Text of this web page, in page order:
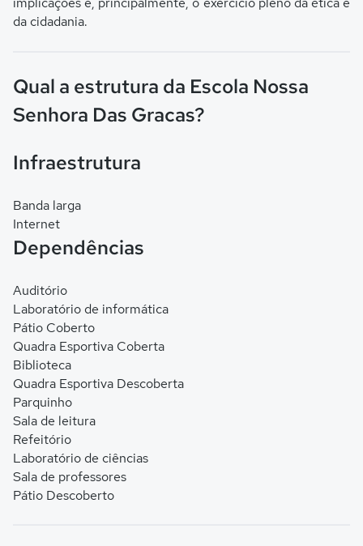
da cidadania.
Qual a estrutura da Escola Nossa
Senhora Das Gracas?
Infraestrutura
Banda larga
Internet
Dependências
Auditório
Laboratório de informática
Pátio Coberto
Quadra Esportiva Coberta
Biblioteca
Quadra Esportiva Descoberta
Parquinho
Sala de leitura
Refeitório
Laboratório de ciências
Sala de professores
Pátio Descoberto